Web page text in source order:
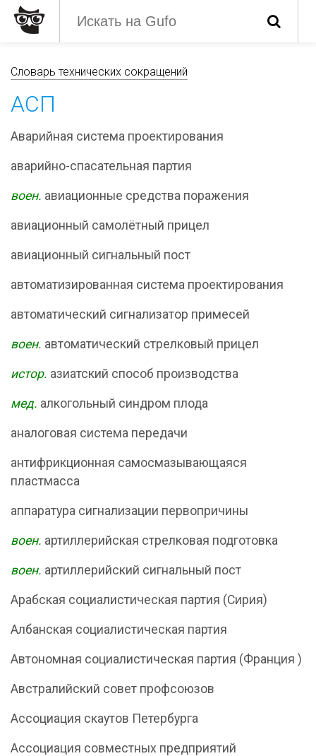
Словарь технических сокращений
АСП
Аварийная система проектирования
аварийно-спасательная партия
воен. авиационные средства поражения
авиационный самолётный прицел
авиационный сигнальный пост
автоматизированная система проектирования
автоматический сигнализатор примесей
воен. автоматический стрелковый прицел
истор. азиатский способ производства
мед. алкогольный синдром плода
аналоговая система передачи
антифрикционная самосмазывающаяся
пластмасса
аппаратура сигнализации первопричины
воен. артиллерийская стрелковая подготовка
воен. артиллерийский сигнальный пост
Арабская социалистическая партия (Сирия)
Албанская социалистическая партия
Автономная социалистическая партия (Франция )
Австралийский совет профсоюзов
Ассоциация скаутов Петербурга
Ассоциация совместных предприятий